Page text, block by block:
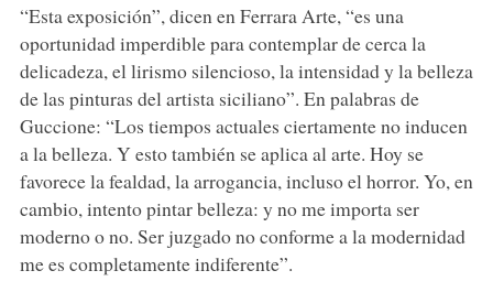
“Esta exposición”, dicen en Ferrara Arte, “es una
oportunidad imperdible para contemplar de cerca la
delicadeza, el lirismo silencioso, la intensidad y la belleza
de las pinturas del artista siciliano”. En palabras de
Guccione: “Los tiempos actuales ciertamente no inducen
a la belleza. Y esto también se aplica al arte. Hoy se
favorece la fealdad, la arrogancia, incluso el horror. Yo, en
cambio, intento pintar belleza: y no me importa ser
moderno o no. Ser juzgado no conforme a la modernidad
me es completamente indiferente”.